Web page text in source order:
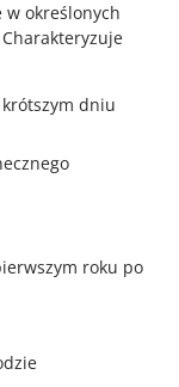
w określonych
dniu
roku po